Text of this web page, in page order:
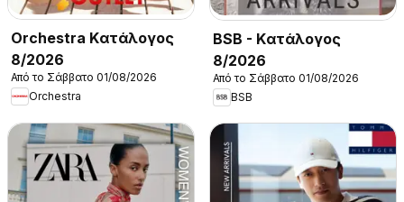
Orchestra Kατάλογος
8/2026
Από το Σάββατο 01/08/2026
Orchestra
BSB - Kατάλογος
8/2026
Από το Σάββατο 01/08/2026
BSB